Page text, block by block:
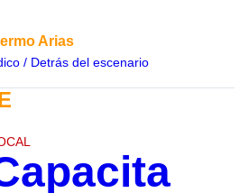
Arias
/ Detrás del escenario